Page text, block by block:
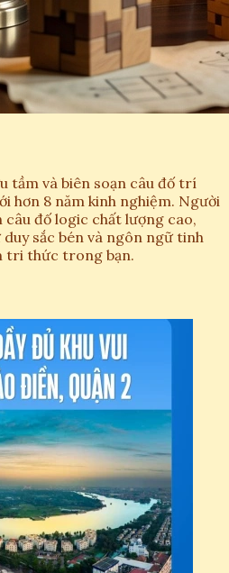
tầm và biên soạn câu đố trí
hơn 8 năm kinh nghiệm. Người
đố logic chất lượng cao,
sắc bén và ngôn ngữ tinh
tri thức trong bạn.